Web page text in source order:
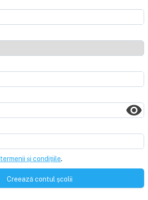
termenii și condițiile.
Creează contul școlii